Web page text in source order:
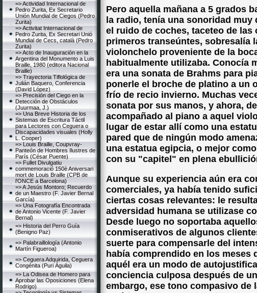
=> Actividad Internacional de
Pedro Zurita, Ex Secretario
Unión Mundial de Ciegos (Pedro
Zurita)
=> Activitat Internacional de
Pedro Zurita, Ex Secretari Unió
Mundial de Cecs, català (Pedro
Zurita)
=> Acto de Inauguración en la
Argentina del Monumento a Luis
Braille, 1980 (editora Nacional
Braille)
=> Trayectoria Tiflológica de
Julián Baquero, Conferencia
(David López)
=> Precisión del Ciego en la
Detección de Obstáculos
(Juurmaa, J.)
=> Una Breve Historia de los
Sistemas de Escritura Táctil
para Lectores con Ceguera o
Discapacidades visuales (Holly
L. Cooper)
=> Louis Braille, Coupvray-
Panteón de Hombres Ilustres de
París (César Puente)
=> Fullet Divulgatiu
commemoració 150è Aniversari
mort de Louis Braille (CPB de
l'ONCE a Barcelona)
=> A Jesús Montoro; Recuerdo
de un Maestro (F. Javier Bernal
García)
=> Una Fotografía Encontrada
de Antonio Vicente (F. Javier
Bernal)
=> Historia del Perro Guía
(Benigno Paz)
=> Palabraillología (Antonio
Martín Figueroa)
=> Ceguera Adquirida, Ceguera
Congénita (Puri Águila)
=> La Odisea de Homero para
Aprobar las Oposiciones (Elena
Rodrigo)
Pero aquella mañana a 5 grados
la radio, tenía una sonoridad
el ruido de coches, taceteo de
primeros transeúntes, sobresalía
violonchelo proveniente de la
habitualmente utilizaba. Conocía
era una sonata de Brahms para
ponerle el broche de platino a un
frío de recio invierno. Muchas
sonata por sus manos, y ahora,
acompañado al piano a aquel
lugar de estar allí como una
pared que de ningún modo
una estatua egipcia, o mejor
con su "capitel" en plena
Aunque su experiencia aún era
comerciales, ya había tenido
ciertas cosas relevantes: le
adversidad humana se utilizase
Desde luego no soportaba
conmiserativos de algunos
suerte para compensarle del
había comprendido en los meses
aquél era un modo de
conciencia culposa después de
embargo, ese tono compasivo de